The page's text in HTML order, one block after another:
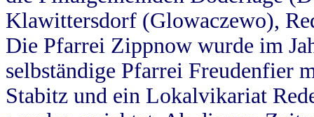
Klawittersdorf (Glowaczewo),
Die Pfarrei Zippnow wurde im
selbständige Pfarrei Freudenfier
Stabitz und ein Lokalvikariat